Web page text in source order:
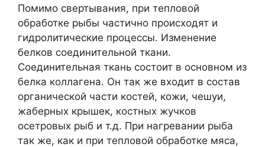
Помимо свертывания, при тепловой
обработке рыбы частично происходят и
гидролитические процессы. Изменение
белков соединительной ткани.
Соединительная ткань состоит в основном из
белка коллагена. Он так же входит в состав
органической части костей, кожи, чешуи,
жаберных крышек, костных жучков
осетровых рыб и т.д. При нагревании рыба
так же, как и при тепловой обработке мяса,